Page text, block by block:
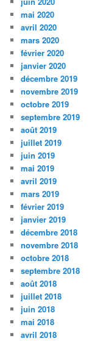
mai 2020
avril 2020
mars 2020
février 2020
janvier 2020
décembre 2019
novembre 2019
octobre 2019
septembre 2019
août 2019
juillet 2019
juin 2019
mai 2019
avril 2019
mars 2019
février 2019
janvier 2019
décembre 2018
novembre 2018
octobre 2018
septembre 2018
août 2018
juillet 2018
juin 2018
mai 2018
avril 2018